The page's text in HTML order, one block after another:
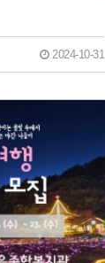
2024-10-31